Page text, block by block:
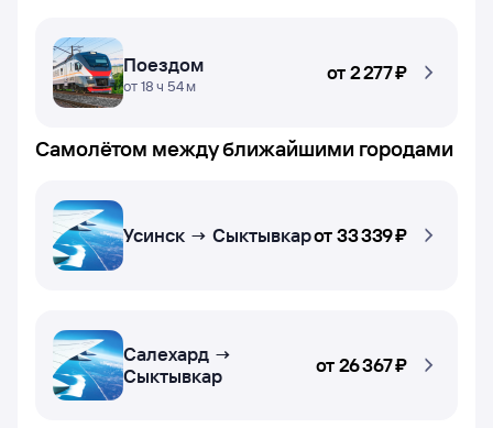
Поездом
от 18 ч 54 м
от2 ⁠277 ⁠₽
Самолётом между ближайшими городами
Усинск → Сыктывкарот33 ⁠339 ⁠₽
Салехард →
Сыктывкар
от26 ⁠367 ⁠₽